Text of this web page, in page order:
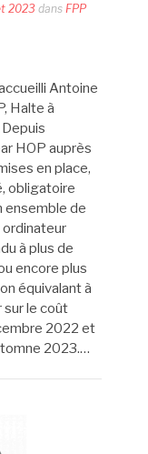
2023dans FPP
Antoine
Halte à
HOP auprès
en place,
obligatoire
ensemble de
ordinateur
à plus de
encore plus
équivalant à
sur le coût
2022 et
2023.…